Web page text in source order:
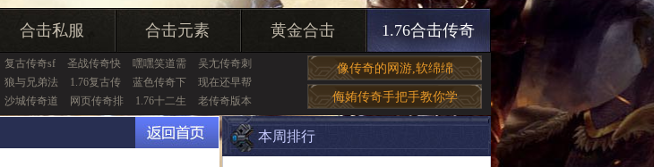
合击私服 合击元素 黄金合击 1.76合击传奇
复古传奇sf 圣战传奇快 嘿嘿笑道需
吴尢传奇刺
狼与兄弟法 1.76复古传 蓝色传奇下
现在还早帮
沙城传奇道 网页传奇排 1.76十二生 老传奇版本
像传奇的网游,软绵绵
侮姷传奇手把手教你学
本周排行